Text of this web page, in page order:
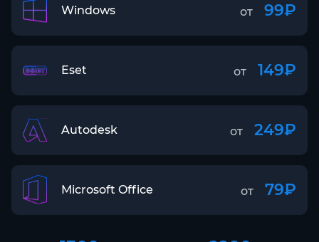
Windows от 99₽
Eset от 149₽
Autodesk от 249₽
Microsoft Office от 79₽